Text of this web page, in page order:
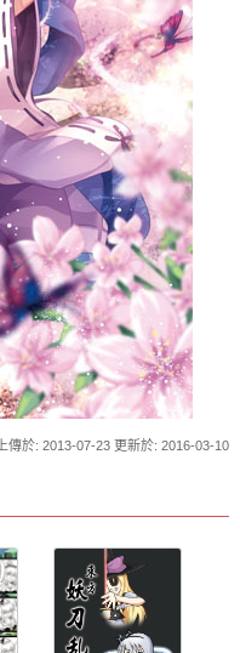
上傳於: 2013-07-23 更新於: 2016-03-10